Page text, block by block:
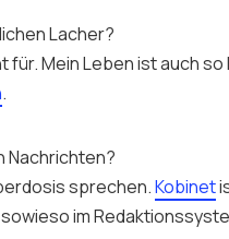
Sign up
Lacher?
für. Mein Leben ist auch
.
Nachrichten?
sprechen.Kobinet
im